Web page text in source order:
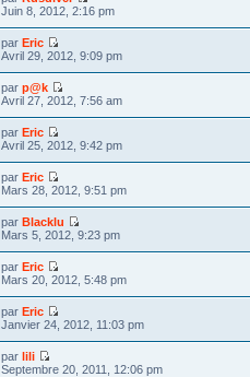
Juin 8, 2012, 2:16 pm
parEric
Avril 29, 2012, 9:09 pm
parp@k
Avril 27, 2012, 7:56 am
parEric
Avril 25, 2012, 9:42 pm
parEric
Mars 28, 2012, 9:51 pm
parBlacklu
Mars 5, 2012, 9:23 pm
parEric
Mars 20, 2012, 5:48 pm
parEric
Janvier 24, 2012, 11:03 pm
parlili
Septembre 20, 2011, 12:06 pm